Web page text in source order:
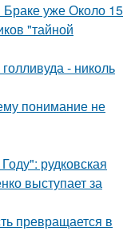
уже Около 15
"тайной
- николь
понимание не
рудковская
выступает за
превращается в